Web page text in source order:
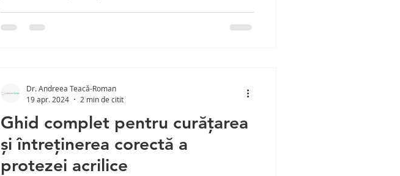
Ghid complet pentru curățarea
și întreținerea corectă a
protezei acrilice
Dr. Andreea Teacă-Roman
19 apr. 2024
2 min de citit